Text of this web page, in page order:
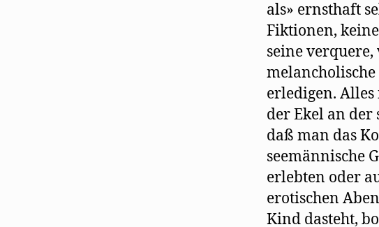
als» ernsthaft
Fiktionen,
seine
melancholische
erledigen.
der Ekel an
daß man das
seemännische
erlebten oder
erotischen
Kind dasteht,